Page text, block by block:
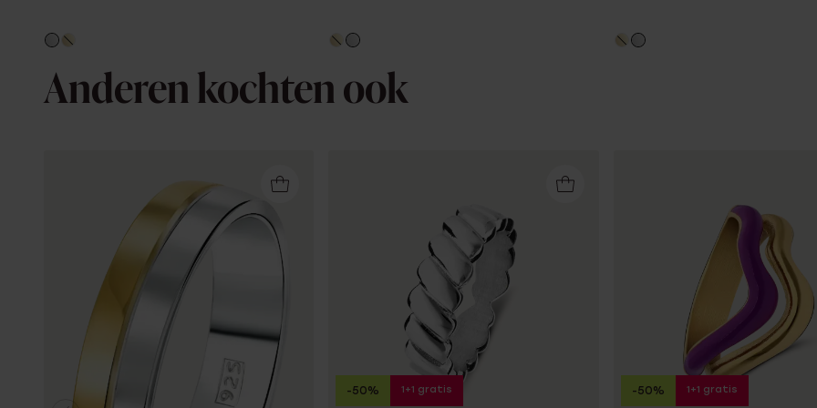
Anderen kochten ook
-50% 1+1 gratis -50% 1+1 gratis